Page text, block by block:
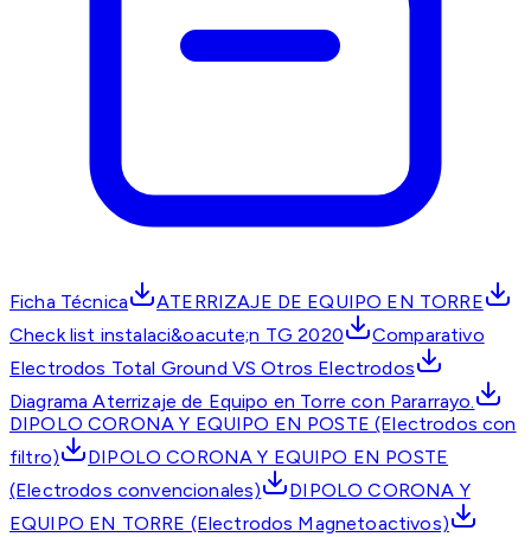
Ficha Técnica
ATERRIZAJE DE EQUIPO EN TORRE
Check list instalaci&oacute;n TG 2020
Comparativo
Electrodos Total Ground VS Otros Electrodos
Diagrama Aterrizaje de Equipo en Torre con Pararrayo.
DIPOLO CORONA Y EQUIPO EN POSTE (Electrodos con
filtro)
DIPOLO CORONA Y EQUIPO EN POSTE
(Electrodos convencionales)
DIPOLO CORONA Y
EQUIPO EN TORRE (Electrodos Magnetoactivos)